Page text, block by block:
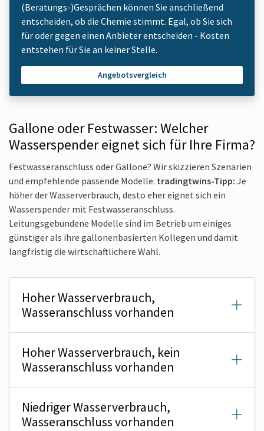
(Beratungs-)Gesprächen können Sie anschließend
entscheiden, ob die Chemie stimmt. Egal, ob Sie sich
für oder gegen einen Anbieter entscheiden - Kosten
entstehen für Sie an keiner Stelle.
Angebotsvergleich
Gallone oder Festwasser: Welcher
Wasserspender eignet sich für Ihre Firma?
Festwasseranschluss oder Gallone? Wir skizzieren Szenarien
und empfehlende passende Modelle. tradingtwins-Tipp: Je
höher der Wasserverbrauch, desto eher eignet sich ein
Wasserspender mit Festwasseranschluss.
Leitungsgebundene Modelle sind im Betrieb um einiges
günstiger als ihre gallonenbasierten Kollegen und damit
langfristig die wirtschaftlichere Wahl.
Hoher Wasserverbrauch,
Wasseranschluss vorhanden
Hoher Wasserverbrauch, kein
Wasseranschluss vorhanden
Niedriger Wasserverbrauch,
Wasseranschluss vorhanden